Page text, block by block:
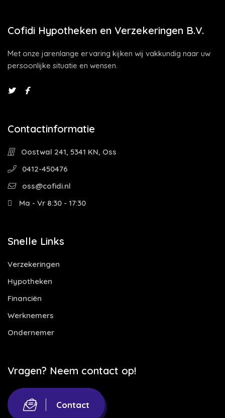
Cofidi Hypotheken en Verzekeringen B.V.
Met onze jarenlange ervaring kijken wij vakkundig naar uw
persoonlijke situatie en wensen.
Contactinformatie
Oostwal 241, 5341 KN, Oss
0412-450476
oss@cofidi.nl
Ma - Vr 8:30 - 17:30
Snelle Links
Verzekeringen
Hypotheken
Financiën
Werknemers
Ondernemer
Vragen? Neem contact op!
Contact